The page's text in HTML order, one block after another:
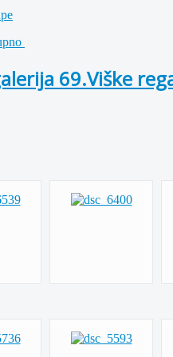
69.Viške